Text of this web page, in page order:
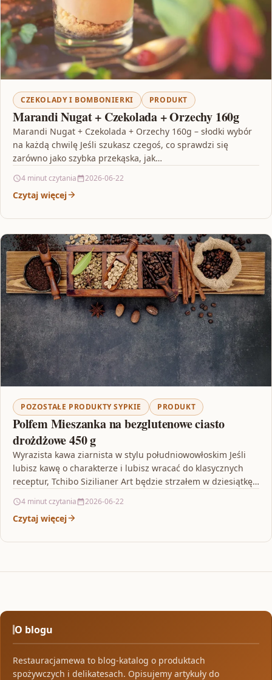
CZEKOLADY I BOMBONIERKI PRODUKT
Marandi Nugat + Czekolada + Orzechy 160g
Marandi Nugat + Czekolada + Orzechy 160g – słodki wybór
na każdą chwilę Jeśli szukasz czegoś, co sprawdzi się
zarówno jako szybka przekąska, jak…
4 minut czytania 2026-06-22
Czytaj więcej
POZOSTAŁE PRODUKTY SYPKIE PRODUKT
Polfem Mieszanka na bezglutenowe ciasto
drożdżowe 450 g
Wyrazista kawa ziarnista w stylu południowowłoskim Jeśli
lubisz kawę o charakterze i lubisz wracać do klasycznych
receptur, Tchibo Sizilianer Art będzie strzałem w dziesiątkę.
4 minut czytania 2026-06-22
Czytaj więcej
O blogu
Restauracjamewa to blog-katalog o produktach
spożywczych i delikatesach. Opisujemy artykuły do